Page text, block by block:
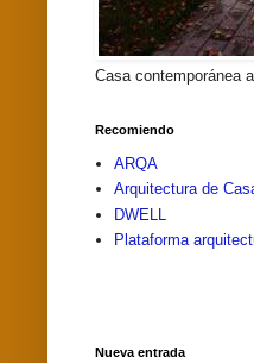
Casa contemporánea
Recomiendo
ARQA
Arquitectura de
DWELL
Plataforma
Nueva entrada